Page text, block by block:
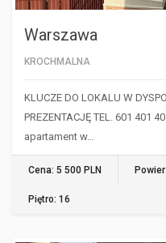
Warszawa
KROCHMALNA
KLUCZE DO LOKALU W
PREZENTACJĘ TEL. 601 401
apartament w…
Cena: 5 500 PLN
Piętro: 16